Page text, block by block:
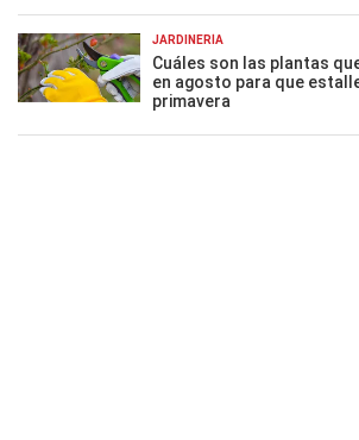
JARDINERÍA
Cuáles son las plantas
en agosto para que
primavera